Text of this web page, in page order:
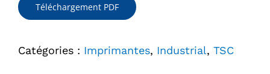
Téléchargement PDF
Catégories : Imprimantes, Industrial, TSC